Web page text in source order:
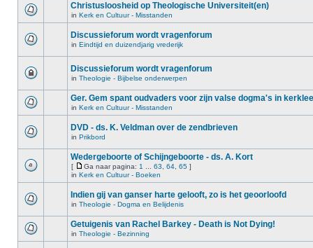
Christusloosheid op Theologische Universiteit(en)
in Kerk en Cultuur - Misstanden
Discussieforum wordt vragenforum
in Eindtijd en duizendjarig vrederijk
Discussieforum wordt vragenforum
in Theologie - Bijbelse onderwerpen
Ger. Gem spant oudvaders voor zijn valse dogma's in
in Kerk en Cultuur - Misstanden
DVD - ds. K. Veldman over de zendbrieven
in Prikbord
Wedergeboorte of Schijngeboorte - ds. A. Kort
[ Ga naar pagina: 1 63 64 65 ]
in Kerk en Cultuur - Boeken
Indien gij van ganser harte gelooft, zo is het geoorloofd
in Theologie - Dogma en Belijdenis
Getuigenis van Rachel Barkey - Death is Not Dying!
in Theologie - Bezinning